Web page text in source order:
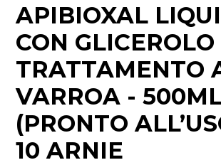
APIBIOXAL
CON GLICEROLO
TRATTAMENTO
VARROA -
(PRONTO
10 ARNIE